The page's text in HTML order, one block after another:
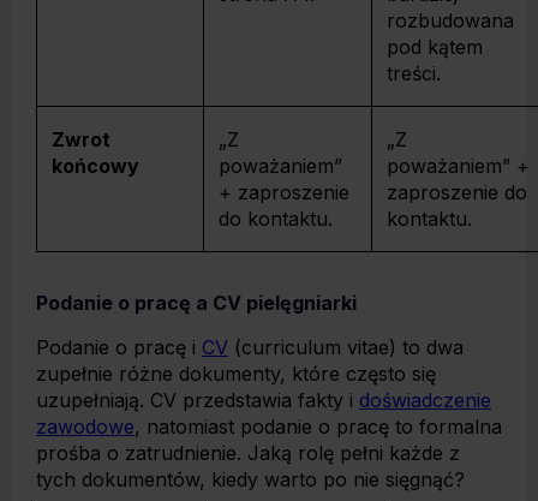
rozbudowana
pod kątem
treści.
Zwrot
końcowy
„Z
poważaniem”
+ zaproszenie
do kontaktu.
„Z
poważaniem” +
zaproszenie do
kontaktu.
Podanie o pracę a CV pielęgniarki
Podanie o pracę i CV (curriculum vitae) to dwa
zupełnie różne dokumenty, które często się
uzupełniają. CV przedstawia fakty i doświadczenie
zawodowe, natomiast podanie o pracę to formalna
prośba o zatrudnienie. Jaką rolę pełni każde z
tych dokumentów, kiedy warto po nie sięgnąć?